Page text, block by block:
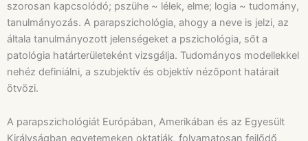
szorosan kapcsolódó; pszühe ~ lélek, elme; logia ~ tudomány,
tanulmányozás. A parapszichológia, ahogy a neve is jelzi, az
általa tanulmányozott jelenségeket a pszichológia, sőt a
patológia határterületeként vizsgálja. Tudományos modellekkel
nehéz definiálni, a szubjektív és objektív nézőpont határait
ötvözi.
A parapszichológiát Európában, Amerikában és az Egyesült
Királyságban egyetemeken oktatják, folyamatosan fejlődő